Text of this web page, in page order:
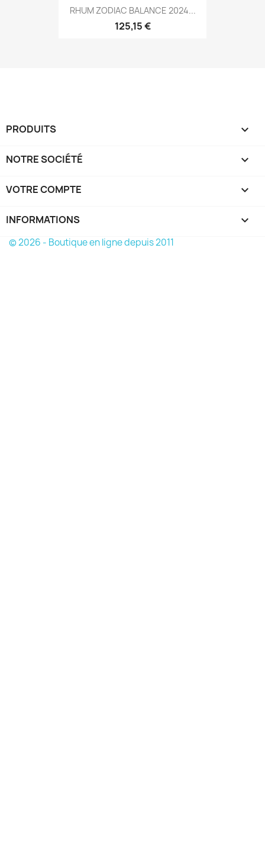
RHUM ZODIAC BALANCE 2024...
125,15 €
PRODUITS 
NOTRE SOCIÉTÉ 
VOTRE COMPTE 
INFORMATIONS keyboard_arrow_down
© 2026 - Boutique en ligne depuis 2011